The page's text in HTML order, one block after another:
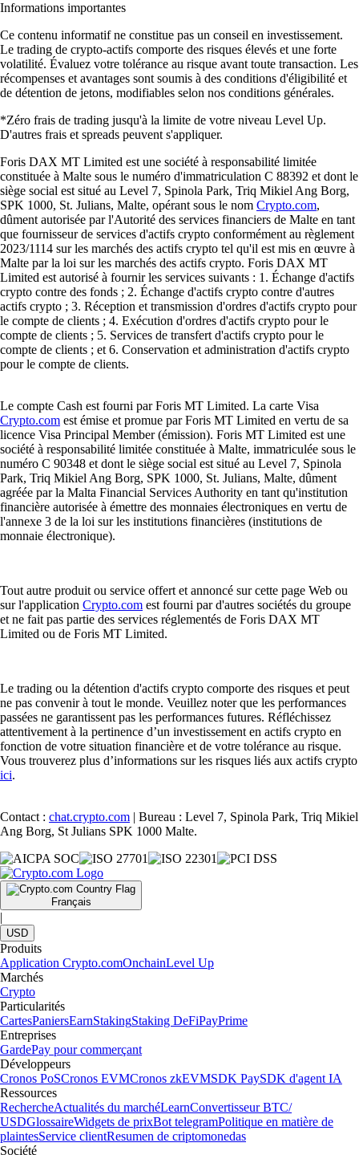
Informations importantes
Ce contenu informatif ne constitue pas un conseil en investissement.
Le trading de crypto-actifs comporte des risques élevés et une forte
volatilité. Évaluez votre tolérance au risque avant toute transaction. Les
récompenses et avantages sont soumis à des conditions d'éligibilité et
de détention de jetons, modifiables selon nos conditions générales.
*Zéro frais de trading jusqu'à la limite de votre niveau Level Up.
D'autres frais et spreads peuvent s'appliquer.
Foris DAX MT Limited est une société à responsabilité limitée
constituée à Malte sous le numéro d'immatriculation C 88392 et dont le
siège social est situé au Level 7, Spinola Park, Triq Mikiel Ang Borg,
SPK 1000, St. Julians, Malte, opérant sous le nom Crypto.com,
dûment autorisée par l'Autorité des services financiers de Malte en tant
que fournisseur de services d'actifs crypto conformément au règlement
2023/1114 sur les marchés des actifs crypto tel qu'il est mis en œuvre à
Malte par la loi sur les marchés des actifs crypto. Foris DAX MT
Limited est autorisé à fournir les services suivants : 1. Échange d'actifs
crypto contre des fonds ; 2. Échange d'actifs crypto contre d'autres
actifs crypto ; 3. Réception et transmission d'ordres d'actifs crypto pour
le compte de clients ; 4. Exécution d'ordres d'actifs crypto pour le
compte de clients ; 5. Services de transfert d'actifs crypto pour le
compte de clients ; et 6. Conservation et administration d'actifs crypto
pour le compte de clients.
Le compte Cash est fourni par Foris MT Limited. La carte Visa
Crypto.com est émise et promue par Foris MT Limited en vertu de sa
licence Visa Principal Member (émission). Foris MT Limited est une
société à responsabilité limitée constituée à Malte, immatriculée sous le
numéro C 90348 et dont le siège social est situé au Level 7, Spinola
Park, Triq Mikiel Ang Borg, SPK 1000, St. Julians, Malte, dûment
agréée par la Malta Financial Services Authority en tant qu'institution
financière autorisée à émettre des monnaies électroniques en vertu de
l'annexe 3 de la loi sur les institutions financières (institutions de
monnaie électronique).
Tout autre produit ou service offert et annoncé sur cette page Web ou
sur l'application Crypto.com est fourni par d'autres sociétés du groupe
et ne fait pas partie des services réglementés de Foris DAX MT
Limited ou de Foris MT Limited.
Le trading ou la détention d'actifs crypto comporte des risques et peut
ne pas convenir à tout le monde. Veuillez noter que les performances
passées ne garantissent pas les performances futures. Réfléchissez
attentivement à la pertinence d’un investissement en actifs crypto en
fonction de votre situation financière et de votre tolérance au risque.
Vous trouverez plus d’informations sur les risques liés aux actifs crypto
ici.
Contact : chat.crypto.com | Bureau : Level 7, Spinola Park, Triq Mikiel
Ang Borg, St Julians SPK 1000 Malte.
Français
|
USD
Produits
Application Crypto.comOnchainLevel Up
Marchés
Crypto
Particularités
CartesPaniersEarnStakingStaking DeFiPayPrime
Entreprises
GardePay pour commerçant
Développeurs
Cronos PoSCronos EVMCronos zkEVMSDK PaySDK d'agent IA
Ressources
RechercheActualités du marchéLearnConvertisseur BTC/
USDGlossaireWidgets de prixBot telegramPolitique en matière de
plaintesService clientResumen de criptomonedas
Société